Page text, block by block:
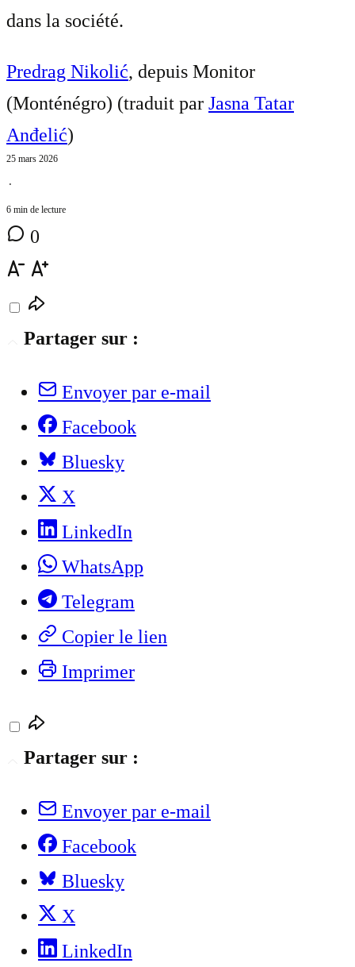
dans la société.
Predrag Nikolić, depuis Monitor
(Monténégro) (traduit par Jasna Tatar
Anđelić)
25 mars 2026
⋅
6 min de lecture
0
Partager sur :
Envoyer par e-mail
Facebook
Bluesky
X
LinkedIn
WhatsApp
Telegram
Copier le lien
Imprimer
Partager sur :
Envoyer par e-mail
Facebook
Bluesky
X
LinkedIn